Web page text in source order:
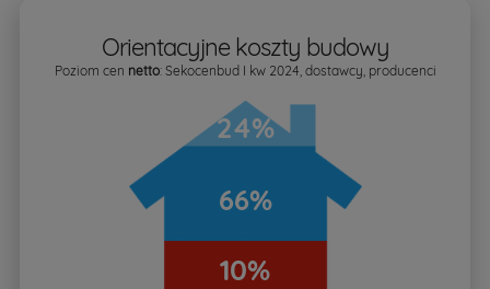
Orientacyjne koszty budowy
Poziom cen netto: Sekocenbud I kw 2024, dostawcy, producenci
24%
66%
10%